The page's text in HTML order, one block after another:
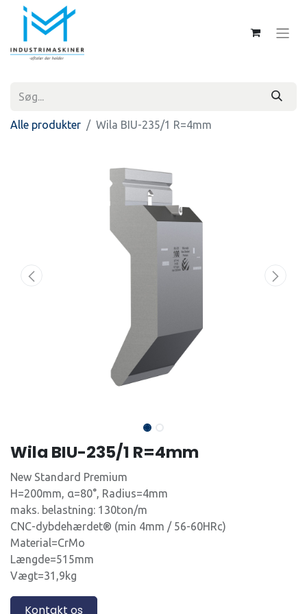
Alle produkter Wila BIU-235/1 R=4mm
Wila BIU-235/1 R=4mm
New Standard Premium
H=200mm, α=80°, Radius=4mm
maks. belastning: 130ton/m
CNC-dybdehærdet® (min 4mm / 56-60HRc)
Material=CrMo
Længde=515mm
Vægt=31,9kg
Kontakt os